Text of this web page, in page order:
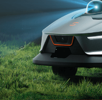
Comprar ahora